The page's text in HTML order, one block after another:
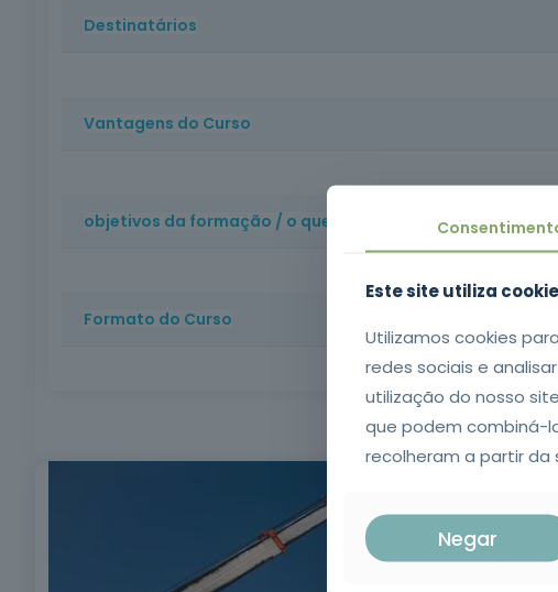
Destinatários
Vantagens do Curso
redução de riscos de acidente e valorização profissional em
objetivos da formação / o que vai aprender
legislação e normas técnicas aplicáveis.
Formato do Curso
Modalidade: Formação Presencial | Duração: 8 horas |
escolaridade mínima obrigatória e compreensão oral e
Este site utiliza
Utilizamos cookies
redes sociais e
utilização do nosso
que podem combiná-
recolheram a partir da
Negar